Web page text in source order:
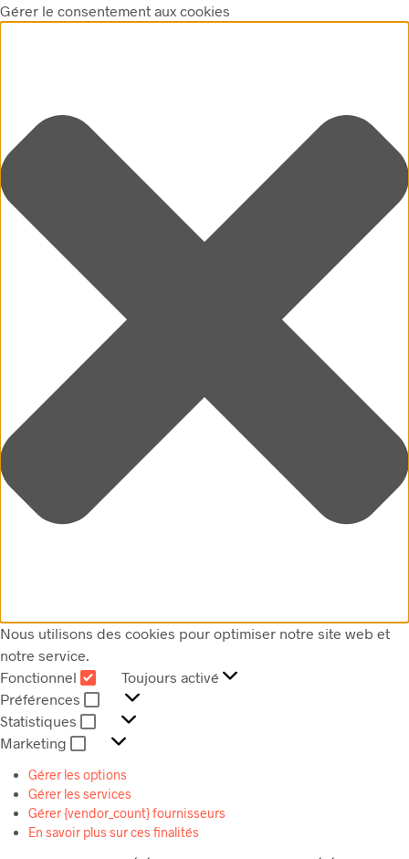
Gérer le consentement aux cookies
Nous utilisons des cookies pour optimiser notre site web et
notre service.
Fonctionnel
FONCTIONNEL
Toujours activé
Préférences
PRÉFÉRENCES
Statistiques
STATISTIQUES
Marketing
Gérer les options
Gérer les services
Gérer {vendor_count} fournisseurs
En savoir plus sur ces finalités